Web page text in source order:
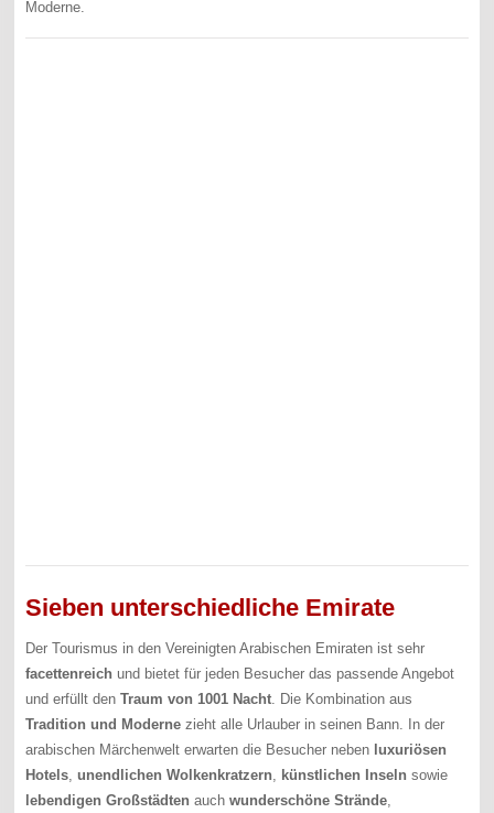
Moderne.
Sieben unterschiedliche Emirate
Der Tourismus in den Vereinigten Arabischen Emiraten ist sehr
facettenreich und bietet für jeden Besucher das passende Angebot
und erfüllt denTraum von 1001 Nacht . Die Kombination aus
Tradition und Moderne zieht alle Urlauber in seinen Bann. In der
arabischen Märchenwelt erwarten die Besucher neben luxuriösen
Hotels ,unendlichen Wolkenkratzern künstlichen Inseln sowie
lebendigen Großstädten auchwunderschöne Strände